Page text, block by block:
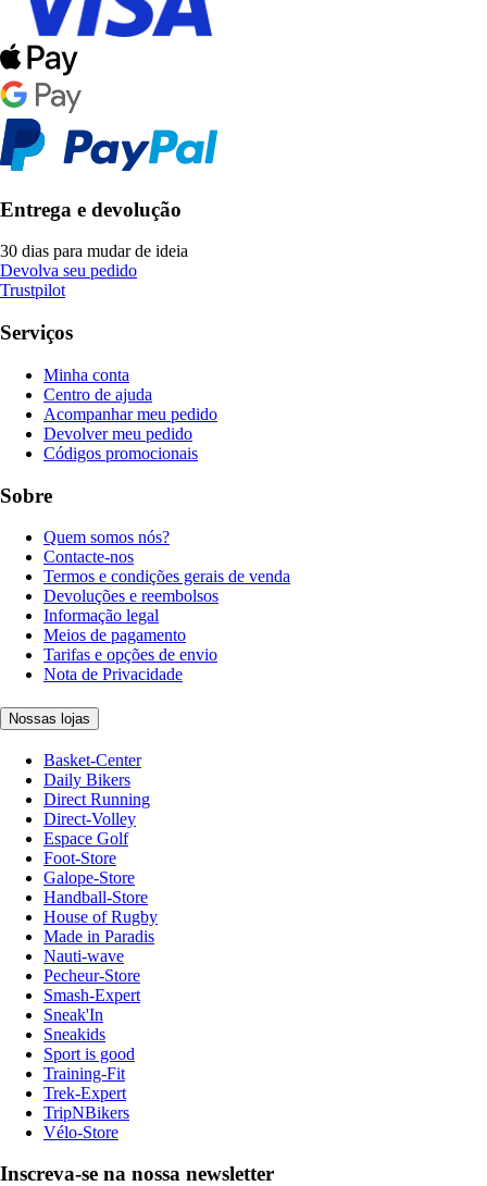
Entrega e devolução
30 dias para mudar de ideia
Devolva seu pedido
Trustpilot
Serviços
Minha conta
Centro de ajuda
Acompanhar meu pedido
Devolver meu pedido
Códigos promocionais
Sobre
Quem somos nós?
Contacte-nos
Termos e condições gerais de venda
Devoluções e reembolsos
Informação legal
Meios de pagamento
Tarifas e opções de envio
Nota de Privacidade
Nossas lojas
Basket-Center
Daily Bikers
Direct Running
Direct-Volley
Espace Golf
Foot-Store
Galope-Store
Handball-Store
House of Rugby
Made in Paradis
Nauti-wave
Pecheur-Store
Smash-Expert
Sneak'In
Sneakids
Sport is good
Training-Fit
Trek-Expert
TripNBikers
Vélo-Store
Inscreva-se na nossa newsletter